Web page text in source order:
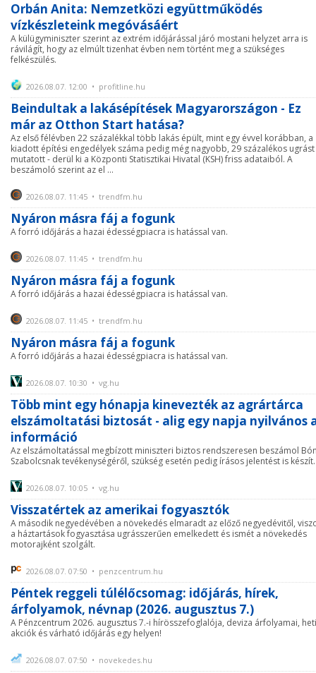
Orbán Anita: Nemzetközi együttműködés
vízkészleteink megóvásáért
A külügyminiszter szerint az extrém időjárással járó mostani helyzet arra is
rávilágít, hogy az elmúlt tizenhat évben nem történt meg a szükséges
felkészülés.
2026.08.07. 12:00 • profitline.hu
Beindultak a lakásépítések Magyarországon - Ez
már az Otthon Start hatása?
Az első félévben 22 százalékkal több lakás épült, mint egy évvel korábban, a
kiadott építési engedélyek száma pedig még nagyobb, 29 százalékos ugrást
mutatott - derül ki a Központi Statisztikai Hivatal (KSH) friss adataiból. A
beszámoló szerint az el ...
2026.08.07. 11:45 • trendfm.hu
Nyáron másra fáj a fogunk
A forró időjárás a hazai édességpiacra is hatással van.
2026.08.07. 11:45 • trendfm.hu
Nyáron másra fáj a fogunk
A forró időjárás a hazai édességpiacra is hatással van.
2026.08.07. 11:45 • trendfm.hu
Nyáron másra fáj a fogunk
A forró időjárás a hazai édességpiacra is hatással van.
2026.08.07. 10:30 • vg.hu
Több mint egy hónapja kinevezték az agrártárca
elszámoltatási biztosát - alig egy napja nyilvános
információ
Az elszámoltatással megbízott miniszteri biztos rendszeresen beszámol
Szabolcsnak tevékenységéről, szükség esetén pedig írásos jelentést is készít.
2026.08.07. 10:05 • vg.hu
Visszatértek az amerikai fogyasztók
A második negyedévében a növekedés elmaradt az előző negyedévitől,
a háztartások fogyasztása ugrásszerűen emelkedett és ismét a növekedés
motorajként szolgált.
2026.08.07. 07:50 • penzcentrum.hu
Péntek reggeli túlélőcsomag: időjárás, hírek,
árfolyamok, névnap (2026. augusztus 7.)
A Pénzcentrum 2026. augusztus 7.-i hírösszefoglalója, deviza árfolyamai, heti
akciók és várható időjárás egy helyen!
2026.08.07. 07:50 • novekedes.hu